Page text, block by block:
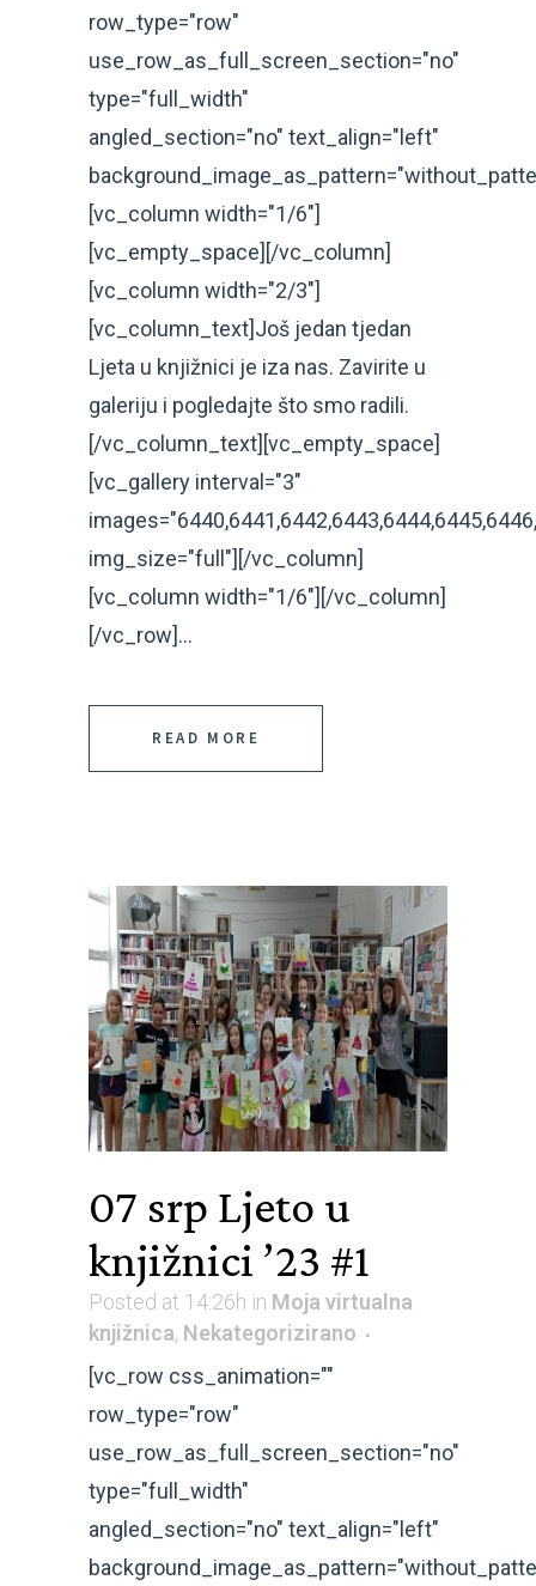
row_type="row"
use_row_as_full_screen_section="no"
type="full_width"
angled_section="no" text_align="left"
[vc_column width="1/6"]
[vc_empty_space][/vc_column]
[vc_column width="2/3"]
[vc_column_text]Još jedan tjedan
Ljeta u knjižnici je iza nas. Zavirite u
galeriju i pogledajte što smo radili.
[/vc_column_text][vc_empty_space]
[vc_gallery interval="3"
img_size="full"][/vc_column]
[vc_column width="1/6"][/vc_column]
[/vc_row]...
READ MORE
07 srp Ljeto u
knjižnici ’23 #1
Posted at 14:26h in Moja virtualna
knjižnica, Nekategorizirano
[vc_row css_animation=""
row_type="row"
use_row_as_full_screen_section="no"
type="full_width"
angled_section="no" text_align="left"